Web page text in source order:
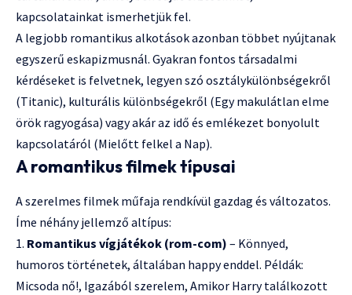
kapcsolatainkat ismerhetjük fel.
A legjobb romantikus alkotások azonban többet nyújtanak
egyszerű eskapizmusnál. Gyakran fontos társadalmi
kérdéseket is felvetnek, legyen szó osztálykülönbségekről
(Titanic), kulturális különbségekről (Egy makulátlan elme
örök ragyogása) vagy akár az idő és emlékezet bonyolult
kapcsolatáról (Mielőtt felkel a Nap).
A romantikus filmek típusai
A szerelmes filmek műfaja rendkívül gazdag és változatos.
Íme néhány jellemző altípus:
Romantikus vígjátékok (rom-com) – Könnyed,
humoros történetek, általában happy enddel. Példák:
Micsoda nő!, Igazából szerelem, Amikor Harry találkozott